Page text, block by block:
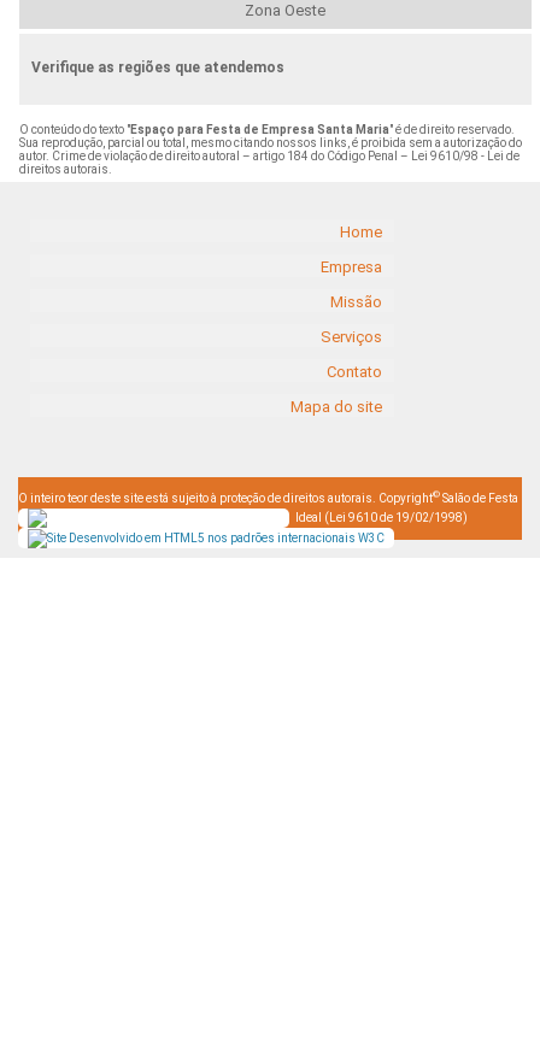
Zona Oeste
Verifique as regiões que atendemos
O conteúdo do texto "Espaço para Festa de Empresa Santa Maria" é de direito reservado.
Sua reprodução, parcial ou total, mesmo citando nossos links, é proibida sem a autorização do
autor. Crime de violação de direito autoral – artigo 184 do Código Penal – Lei 9610/98 - Lei de
direitos autorais.
Home
Empresa
Missão
Serviços
Contato
Mapa do site
O inteiro teor deste site está sujeito à proteção de direitos autorais. Copyright© Salão de Festa
Ideal (Lei 9610 de 19/02/1998)